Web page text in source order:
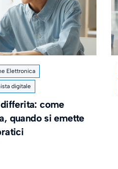
Elettronica
digitale
come
quando si emette